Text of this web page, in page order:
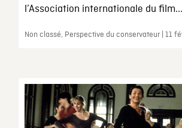
l’Association internationale du film...
Non classé, Perspective du conservateur | 11